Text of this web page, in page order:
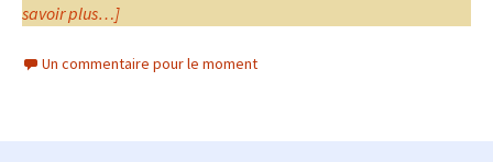
savoir plus…]
Un commentaire pour le moment